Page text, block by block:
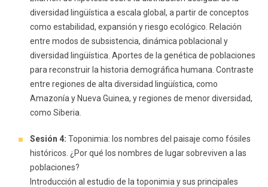
diversidad lingüística a escala global, a partir de conceptos
como estabilidad, expansión y riesgo ecológico. Relación
entre modos de subsistencia, dinámica poblacional y
diversidad lingüística. Aportes de la genética de poblaciones
para reconstruir la historia demográfica humana. Contraste
entre regiones de alta diversidad lingüística, como
Amazonía y Nueva Guinea, y regiones de menor diversidad,
como Siberia.
Sesión 4: Toponimia: los nombres del paisaje como fósiles
históricos. ¿Por qué los nombres de lugar sobreviven a las
poblaciones?
Introducción al estudio de la toponimia y sus principales